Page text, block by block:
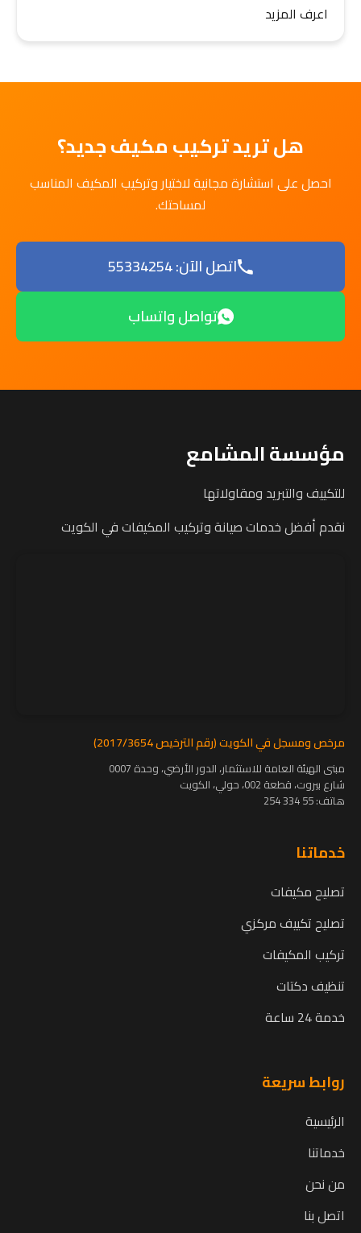
اعرف المزيد
هل تريد تركيب مكيف جديد؟
احصل على استشارة مجانية لاختيار وتركيب المكيف المناسب
لمساحتك.
اتصل الآن: 55334254
تواصل واتساب
مؤسسة المشامع
للتكييف والتبريد ومقاولاتها
نقدم أفضل خدمات صيانة وتركيب المكيفات في الكويت
مرخص ومسجل في الكويت (رقم الترخيص 2017/3654)
مبنى الهيئة العامة للاستثمار، الدور الأرضي، وحدة 0007
شارع بيروت، قطعة 002، حولي، الكويت
هاتف:55 334 254
خدماتنا
تصليح مكيفات
تصليح تكييف مركزي
تركيب المكيفات
تنظيف دكتات
خدمة 24 ساعة
روابط سريعة
الرئيسية
خدماتنا
من نحن
اتصل بنا